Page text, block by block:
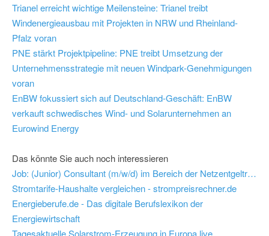
Trianel erreicht wichtige Meilensteine: Trianel treibt
Windenergieausbau mit Projekten in NRW und Rheinland-
Pfalz voran
PNE stärkt Projektpipeline: PNE treibt Umsetzung der
Unternehmensstrategie mit neuen Windpark-Genehmigungen
voran
EnBW fokussiert sich auf Deutschland-Geschäft: EnBW
verkauft schwedisches Wind- und Solarunternehmen an
Eurowind Energy
Das könnte Sie auch noch interessieren
Job: (Junior) Consultant (m/w/d) im Bereich der Netzentgeltregulierung - BBH Consulting AG
Stromtarife-Haushalte vergleichen - strompreisrechner.de
Energieberufe.de - Das digitale Berufslexikon der
Energiewirtschaft
Tagesaktuelle Solarstrom-Erzeugung in Europa live